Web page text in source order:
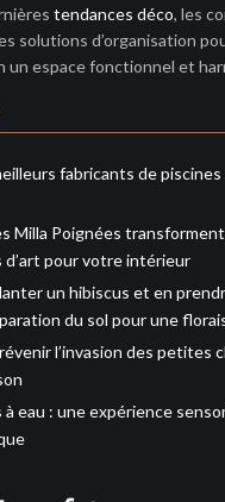
tendances déco, les
solutions d’organisation
un espace fonctionnel et
fabricants de piscines
Milla Poignées transforment
d’art pour votre intérieur
un hibiscus et en
du sol pour une
l’invasion des petites
à eau : une expérience